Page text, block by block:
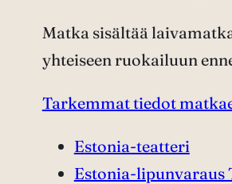
Matka sisältää
yhteiseen ruokailuun
Tarkemmat tiedot
Estonia-teatteri
Estonia-lipunvaraus